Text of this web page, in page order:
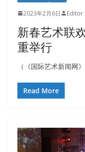
2023年2月6日 Editor
新春艺术联
重举行
（《国际艺术新闻网
Read More